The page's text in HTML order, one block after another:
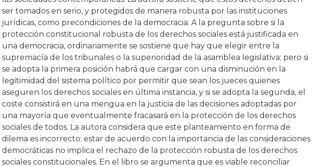
ser tomados en serio, y protegidos de manera robusta por las instituciones
jurídicas, como precondiciones de la democracia. A la pregunta sobre si la
protección constitucional robusta de los derechos sociales está justificada en
una democracia, ordinariamente se sostiene que hay que elegir entre la
supremacía de los tribunales o la superioridad de la asamblea legislativa; pero si
se adopta la primera posición habrá que cargar con una disminución en la
legitimidad del sistema político por permitir que sean los jueces quienes
aseguren los derechos sociales en última instancia, y si se adopta la segunda, el
coste consistirá en una mengua en la justicia de las decisiones adoptadas por
una mayoría que eventualmente fracasará en la protección de los derechos
sociales de todos. La autora considera que este planteamiento en forma de
dilema es incorrecto: estar de acuerdo con la importancia de las consideraciones
democráticas no implica el rechazo de la protección robusta de los derechos
sociales constitucionales. En el libro se argumenta que es viable reconciliar